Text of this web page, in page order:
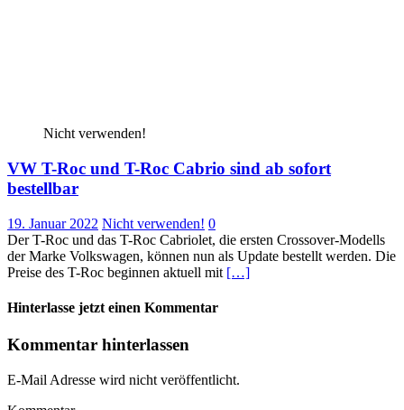
Nicht verwenden!
VW T-Roc und T-Roc Cabrio sind ab sofort
bestellbar
19. Januar 2022 Nicht verwenden! 0
Der T-Roc und das T-Roc Cabriolet, die ersten Crossover-Modells
der Marke Volkswagen, können nun als Update bestellt werden. Die
Preise des T-Roc beginnen aktuell mit […]
Hinterlasse jetzt einen Kommentar
Kommentar hinterlassen
E-Mail Adresse wird nicht veröffentlicht.